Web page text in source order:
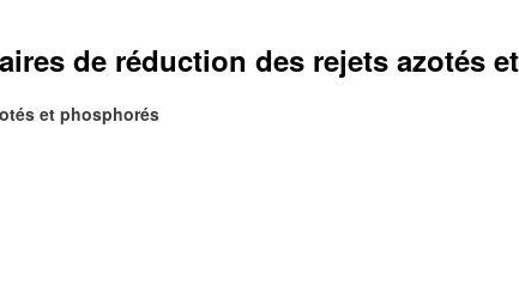
de réduction des rejets azotés
et phosphorés